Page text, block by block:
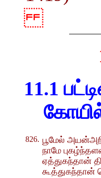
11.1
826. பூமேல்
நாமே
ஏத்துகந்தான்
கூத்துகந்தான்